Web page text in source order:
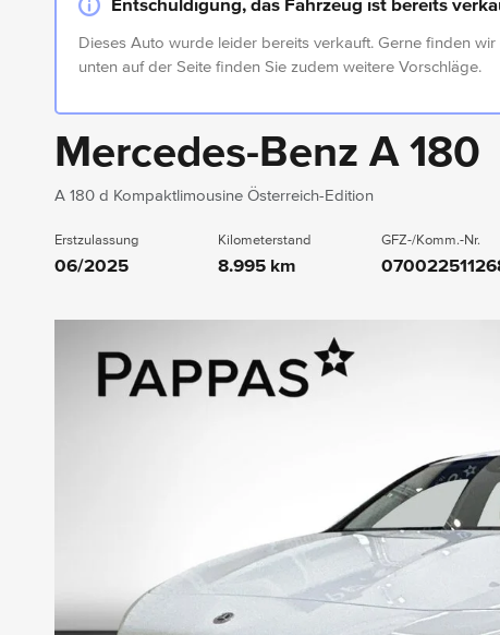
Entschuldigung, das Fahrzeug ist bereits
Dieses Auto wurde leider bereits verkauft. Gerne finden
unten auf der Seite finden Sie zudem weitere Vorschläge.
Mercedes-Benz A 180
A 180 d Kompaktlimousine Österreich-Edition
Erstzulassung
06/2025
Kilometerstand
8.995 km
GFZ-/Komm.-Nr.